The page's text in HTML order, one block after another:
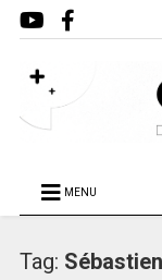
MENU
Tag: